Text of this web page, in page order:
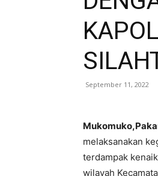
September 11, 2022
melaksanakan
terdampak
wilayah